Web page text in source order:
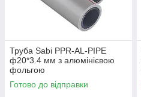
Труба Sabi PPR-AL-PIPE
ф20*3.4 мм з алюмінієвою
фольгою
Готово до відправки